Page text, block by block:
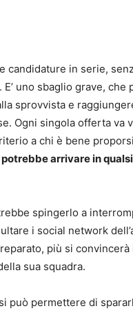
candidature in serie,
uno sbaglio grave, che
sprovvista e
Ogni singola offerta va
a chi è bene
arrivare in
spingerlo a
i social network
più si
sua squadra.
può permettere di